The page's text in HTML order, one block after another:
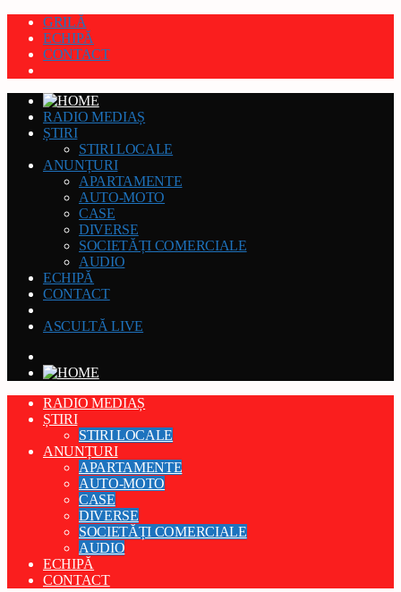
GRILĂ
ECHIPĂ
CONTACT
RADIO MEDIAȘ
ȘTIRI
STIRI LOCALE
ANUNȚURI
APARTAMENTE
AUTO-MOTO
CASE
DIVERSE
SOCIETĂȚI COMERCIALE
AUDIO
ECHIPĂ
CONTACT
ASCULTĂ LIVE
RADIO MEDIAȘ
ȘTIRI
STIRI LOCALE
ANUNȚURI
APARTAMENTE
AUTO-MOTO
CASE
DIVERSE
SOCIETĂȚI COMERCIALE
AUDIO
ECHIPĂ
CONTACT